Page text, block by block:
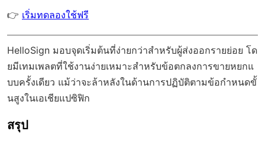
👉 เริ่มทดลองใช้ฟรี
HelloSign มอบจุดเริ่มต้นที่ง่ายกว่าสำหรับผู้ส่งออกรายย่อย โด
ยมีเทมเพลตที่ใช้งานง่ายเหมาะสำหรับข้อตกลงการขายหยกแ
บบครั้งเดียว แม้ว่าจะล้าหลังในด้านการปฏิบัติตามข้อกำหนดขั้
นสูงในเอเชียแปซิฟิก
สรุป